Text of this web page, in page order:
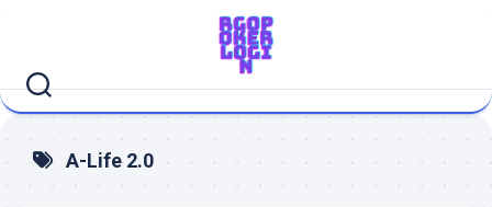
A-Life 2.0